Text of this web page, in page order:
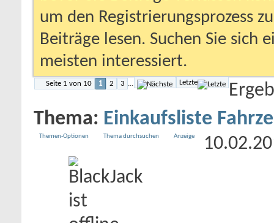
um den Registrierungsprozess
Beiträge lesen. Suchen Sie sich
meisten interessiert.
Seite 1 von 10 1 2 3 ... Letzte
Thema: Einkaufsliste
Themen-Optionen Thema durchsuchen Anzeige